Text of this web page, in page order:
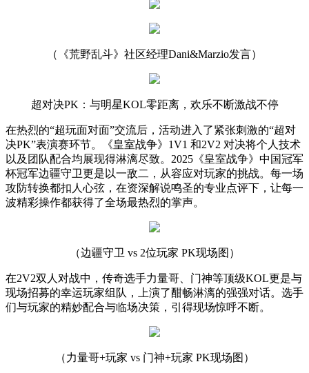
（《荒野乱斗》社区经理Dani&Marzio发言）
超对决PK：与明星KOL零距离，欢乐不断激战不停
在热烈的“超玩面对面”交流后，活动进入了紧张刺激的“超对
决PK”表演赛环节。《皇室战争》1V1 和2V2 对决将个人技术
以及团队配合均展现得淋漓尽致。2025《皇室战争》中国冠军
杯冠军边疆守卫更是以一敌二，从容应对玩家的挑战。每一场
攻防转换都扣人心弦，在资深解说鸣圣的专业点评下，让每一
波精彩操作都获得了全场最热烈的掌声。
（边疆守卫 vs 2位玩家 PK现场图）
在2V2双人对战中，传奇选手力量哥、门神等顶级KOL更是与
现场招募的幸运玩家组队，上演了酣畅淋漓的强强对话。选手
们与玩家的精妙配合与临场决策，引得现场惊呼不断。
（力量哥+玩家 vs 门神+玩家 PK现场图）